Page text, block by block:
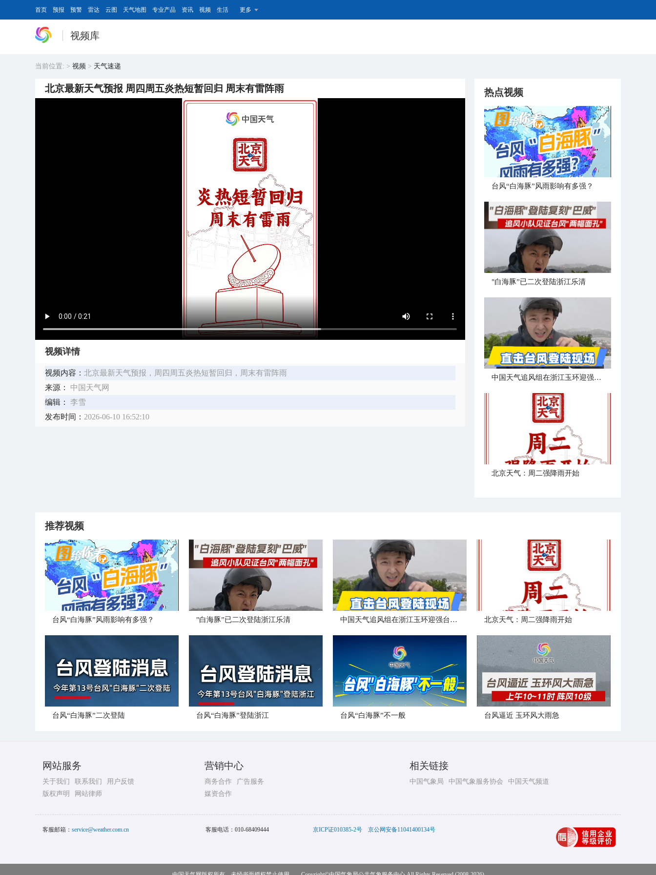
首页 预报 预警 雷达 云图 天气地图 专业产品 资讯 视频 生活 更多
视频库
当前位置: > 视频 > 天气速递
北京最新天气预报 周四周五炎热短暂回归 周末有雷阵雨
视频详情
视频内容： ​北京最新天气预报，周四周五炎热短暂回归，周末有雷阵雨
来源：
中国天气网
编辑：
李雪
发布时间： 2026-06-10 16:52:10
热点视频
台风“白海豚”风雨影响有多强？
"白海豚”已二次登陆浙江乐清
中国天气追风组在浙江玉环迎强台风“白海豚”登陆
北京天气：周二强降雨开始
推荐视频
台风“白海豚”风雨影响有多强？ "白海豚”已二次登陆浙江乐清 中国天气追风组在浙江玉环迎强台风“白海豚”登陆 北京天气：周二强降雨开始
台风“白海豚”二次登陆 台风“白海豚”登陆浙江 台风“白海豚”不一般 台风逼近 玉环风大雨急
网站服务
关于我们 联系我们
用户反馈
版权声明
网站律师
营销中心
商务合作
广告服务
媒资合作
相关链接
中国气象局 中国气象服务协会 中国天气频道
客服邮箱： service@weather.com.cn 客服电话： 010-68409444 京ICP证010385-2号 京公网安备11041400134号